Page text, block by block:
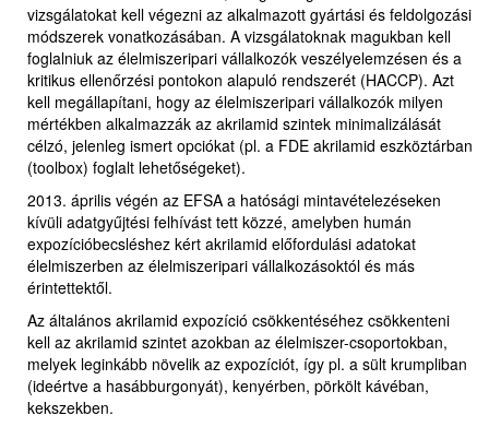
vizsgálatokat kell végezni az alkalmazott gyártási és feldolgozási
módszerek vonatkozásában. A vizsgálatoknak magukban kell
foglalniuk az élelmiszeripari vállalkozók veszélyelemzésen és a
kritikus ellenőrzési pontokon alapuló rendszerét (HACCP). Azt
kell megállapítani, hogy az élelmiszeripari vállalkozók milyen
mértékben alkalmazzák az akrilamid szintek minimalizálását
célzó, jelenleg ismert opciókat (pl. a FDE akrilamid eszköztárban
(toolbox) foglalt lehetőségeket).
2013. április végén az EFSA a hatósági mintavételezéseken
kívüli adatgyűjtési felhívást tett közzé, amelyben humán
expozícióbecsléshez kért akrilamid előfordulási adatokat
élelmiszerben az élelmiszeripari vállalkozásoktól és más
érintettektől.
Az általános akrilamid expozíció csökkentéséhez csökkenteni
kell az akrilamid szintet azokban az élelmiszer-csoportokban,
melyek leginkább növelik az expozíciót, így pl. a sült krumpliban
(ideértve a hasábburgonyát), kenyérben, pörkölt kávéban,
kekszekben.